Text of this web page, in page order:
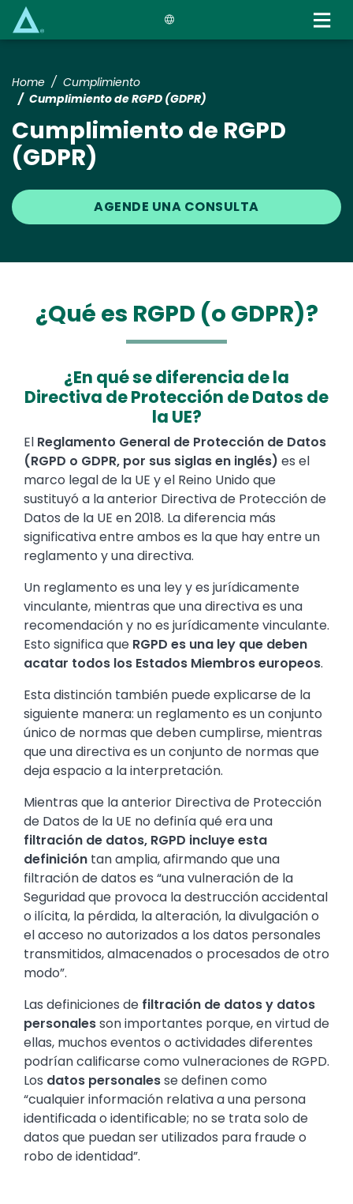
Home
Cumplimiento
Cumplimiento de RGPD (GDPR)
Cumplimiento de RGPD
(GDPR)
AGENDE UNA CONSULTA
¿Qué es RGPD (o GDPR)?
¿En qué se diferencia de la
Directiva de Protección de Datos de
la UE?
Text
El Reglamento General de Protección de Datos
(RGPD o GDPR, por sus siglas en inglés) es el
marco legal de la UE y el Reino Unido que
sustituyó a la anterior Directiva de Protección de
Datos de la UE en 2018. La diferencia más
significativa entre ambos es la que hay entre un
reglamento y una directiva.
Un reglamento es una ley y es jurídicamente
vinculante, mientras que una directiva es una
recomendación y no es jurídicamente vinculante.
Esto significa que RGPD es una ley que deben
acatar todos los Estados Miembros europeos.
Esta distinción también puede explicarse de la
siguiente manera: un reglamento es un conjunto
único de normas que deben cumplirse, mientras
que una directiva es un conjunto de normas que
deja espacio a la interpretación.
Mientras que la anterior Directiva de Protección
de Datos de la UE no definía qué era una
filtración de datos, RGPD incluye esta
definición tan amplia, afirmando que una
filtración de datos es “una vulneración de la
Seguridad que provoca la destrucción accidental
o ilícita, la pérdida, la alteración, la divulgación o
el acceso no autorizados a los datos personales
transmitidos, almacenados o procesados de otro
modo”.
Las definiciones de filtración de datos y datos
personalesson importantes porque, en virtud de
ellas, muchos eventos o actividades diferentes
podrían calificarse como vulneraciones de RGPD.
Los datos personalesse definen como
“cualquier información relativa a una persona
identificada o identificable; no se trata solo de
datos que puedan ser utilizados para fraude o
robo de identidad”.